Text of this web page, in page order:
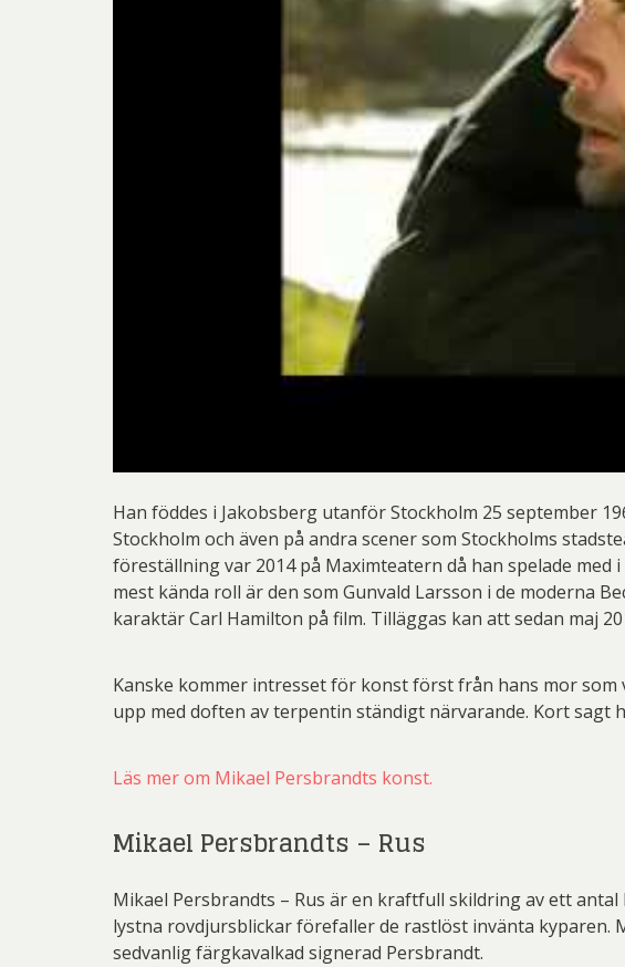
Han föddes i Jakobsberg utanför Stockholm 25 september
Stockholm och även på andra scener som Stockholms
föreställning var 2014 på Maximteatern då han spelade
mest kända roll är den som Gunvald Larsson i de moderna
karaktär Carl Hamilton på film. Tilläggas kan att sedan maj
Kanske kommer intresset för konst först från hans mor
upp med doften av terpentin ständigt närvarande. Kort
Läs mer om Mikael Persbrandts konst.
Mikael Persbrandts – Rus
Mikael Persbrandts – Rus är en kraftfull skildring av ett
lystna rovdjursblickar förefaller de rastlöst invänta kyparen.
sedvanlig färgkavalkad signerad Persbrandt.